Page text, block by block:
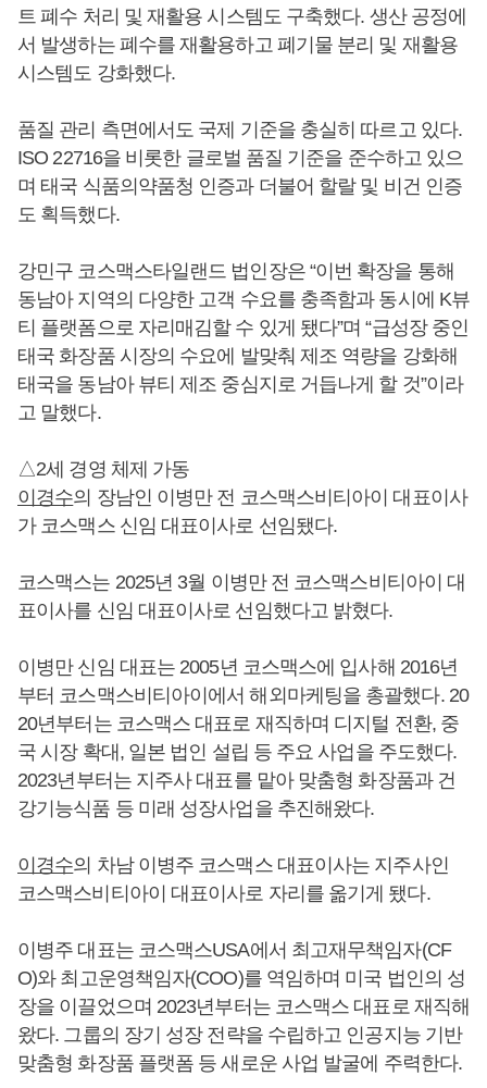
트 폐수 처리 및 재활용 시스템도 구축했다. 생산 공정에
서 발생하는 폐수를 재활용하고 폐기물 분리 및 재활용
시스템도 강화했다.
품질 관리 측면에서도 국제 기준을 충실히 따르고 있다.
ISO 22716을 비롯한 글로벌 품질 기준을 준수하고 있으
며 태국 식품의약품청 인증과 더불어 할랄 및 비건 인증
도 획득했다.
강민구 코스맥스타일랜드 법인장은 “이번 확장을 통해
동남아 지역의 다양한 고객 수요를 충족함과 동시에 K뷰
티 플랫폼으로 자리매김할 수 있게 됐다”며 “급성장 중인
태국 화장품 시장의 수요에 발맞춰 제조 역량을 강화해
태국을 동남아 뷰티 제조 중심지로 거듭나게 할 것”이라
고 말했다.
△2세 경영 체제 가동
이경수의 장남인 이병만 전 코스맥스비티아이 대표이사
가 코스맥스 신임 대표이사로 선임됐다.
코스맥스는 2025년 3월 이병만 전 코스맥스비티아이 대
표이사를 신임 대표이사로 선임했다고 밝혔다.
이병만 신임 대표는 2005년 코스맥스에 입사해 2016년
부터 코스맥스비티아이에서 해외마케팅을 총괄했다. 20
20년부터는 코스맥스 대표로 재직하며 디지털 전환, 중
국 시장 확대, 일본 법인 설립 등 주요 사업을 주도했다.
2023년부터는 지주사 대표를 맡아 맞춤형 화장품과 건
강기능식품 등 미래 성장사업을 추진해왔다.
이경수의 차남 이병주 코스맥스 대표이사는 지주사인
코스맥스비티아이 대표이사로 자리를 옮기게 됐다.
이병주 대표는 코스맥스USA에서 최고재무책임자(CF
O)와 최고운영책임자(COO)를 역임하며 미국 법인의 성
장을 이끌었으며 2023년부터는 코스맥스 대표로 재직해
왔다. 그룹의 장기 성장 전략을 수립하고 인공지능 기반
맞춤형 화장품 플랫폼 등 새로운 사업 발굴에 주력한다.